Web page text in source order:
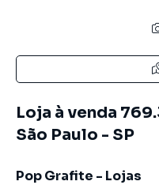
Loja à venda
São Paulo - SP
Pop Grafite - Lojas